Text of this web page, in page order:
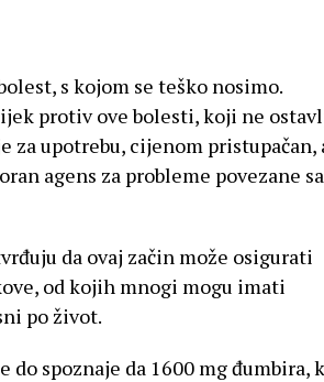
s kojom se teško nosimo.
protiv ove bolesti, koji ne
za upotrebu, cijenom pristupačan,
agens za probleme povezane sa
da ovaj začin može osigurati
od kojih mnogi mogu imati
po život.
spoznaje da 1600 mg đumbira,